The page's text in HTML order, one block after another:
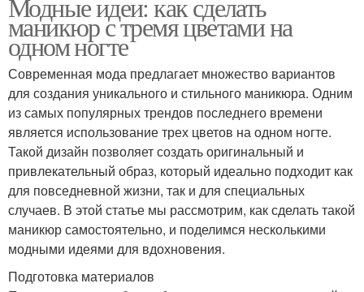
Модные идеи: как сделать
маникюр с тремя цветами на
одном ногте
Современная мода предлагает множество вариантов
для создания уникального и стильного маникюра. Одним
из самых популярных трендов последнего времени
является использование трех цветов на одном ногте.
Такой дизайн позволяет создать оригинальный и
привлекательный образ, который идеально подходит как
для повседневной жизни, так и для специальных
случаев. В этой статье мы рассмотрим, как сделать такой
маникюр самостоятельно, и поделимся несколькими
модными идеями для вдохновения.
Подготовка материалов